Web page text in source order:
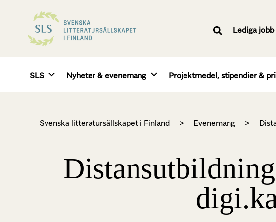
Lediga jobb
SLS Nyheter & evenemang Projektmedel, stipendier &
Svenska litteratursällskapet i Finland > Evenemang >